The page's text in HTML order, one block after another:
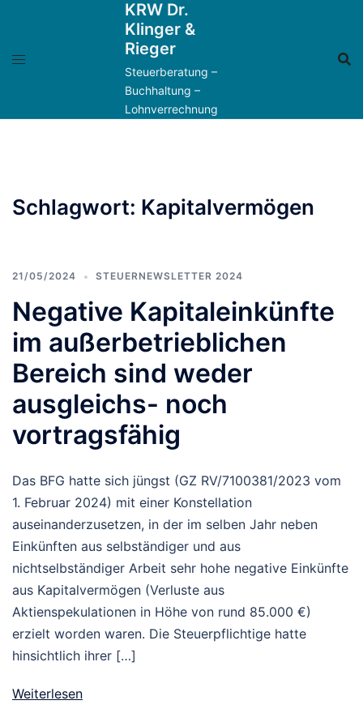
KRW Dr.
Klinger &
Rieger
Steuerberatung –
Buchhaltung –
Lohnverrechnung
Schlagwort: Kapitalvermögen
21/05/2024 STEUERNEWSLETTER 2024
Negative Kapitaleinkünfte
im außerbetrieblichen
Bereich sind weder
ausgleichs- noch
vortragsfähig
Das BFG hatte sich jüngst (GZ RV/7100381/2023 vom
1. Februar 2024) mit einer Konstellation
auseinanderzusetzen, in der im selben Jahr neben
Einkünften aus selbständiger und aus
nichtselbständiger Arbeit sehr hohe negative Einkünfte
aus Kapitalvermögen (Verluste aus
Aktienspekulationen in Höhe von rund 85.000 €)
erzielt worden waren. Die Steuerpflichtige hatte
hinsichtlich ihrer […]
Weiterlesen